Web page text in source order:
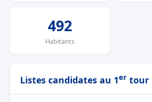
492
Habitants
Listes candidates au 1er tour